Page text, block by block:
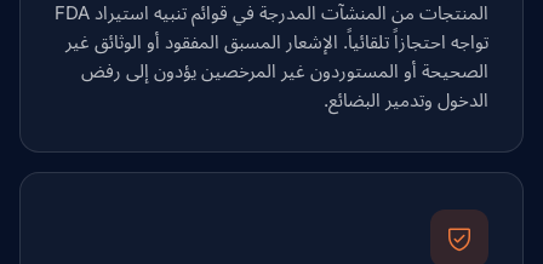
المنتجات من المنشآت المدرجة في قوائم تنبيه استيراد FDA
تواجه احتجازاً تلقائياً. الإشعار المسبق المفقود أو الوثائق غير
الصحيحة أو المستوردون غير المرخصين يؤدون إلى رفض
الدخول وتدمير البضائع.